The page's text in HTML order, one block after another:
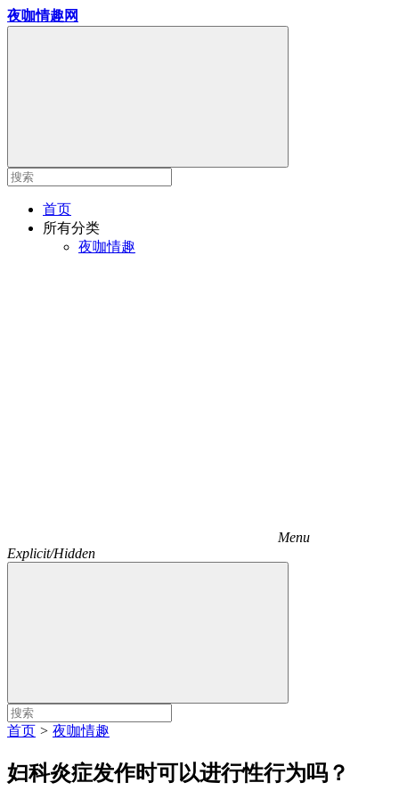
夜咖情趣网
首页
所有分类
夜咖情趣
Menu
Explicit/Hidden
首页 > 夜咖情趣
妇科炎症发作时可以进行性行为吗？